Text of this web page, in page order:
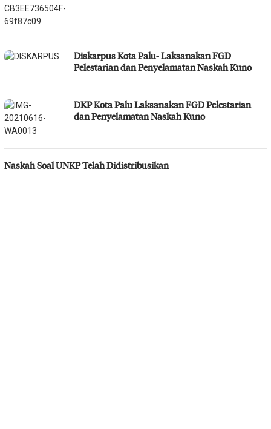
Diskarpus Kota Palu- Laksanakan FGD
Pelestarian dan Penyelamatan Naskah Kuno
DKP Kota Palu Laksanakan FGD Pelestarian
dan Penyelamatan Naskah Kuno
Naskah Soal UNKP Telah Didistribusikan